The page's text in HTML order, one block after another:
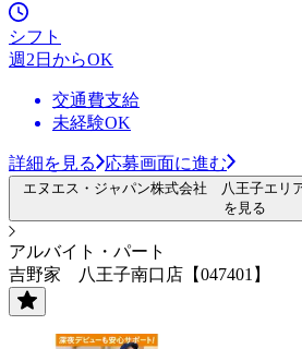
シフト
週2日からOK
交通費支給
未経験OK
詳細を見る 応募画面に進む
エヌエス・ジャパン株式会社 八王子エリ
を見る
アルバイト・パート
吉野家 八王子南口店【047401】